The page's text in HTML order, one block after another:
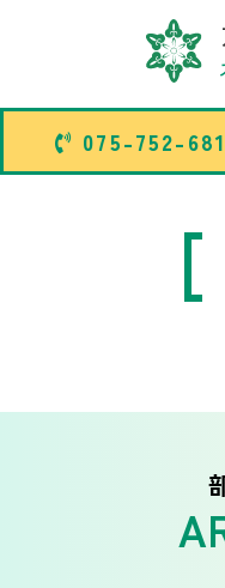
075-752-
卒業生メッセ
075-752-